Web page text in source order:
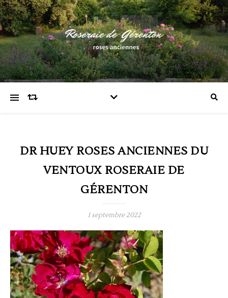
DR HUEY ROSES ANCIENNES DU
VENTOUX ROSERAIE DE
GÉRENTON
1 septembre 2022